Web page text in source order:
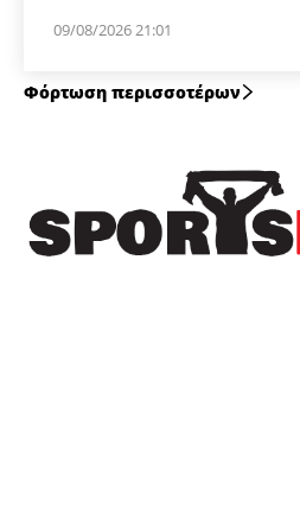
09/08/2026 21:01
Φόρτωση περισσοτέρων